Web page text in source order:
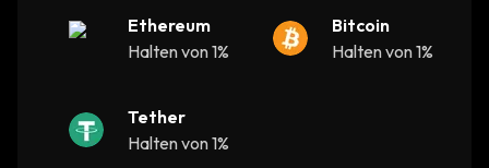
Ethereum
Halten von 1%
Bitcoin
Halten von 1%
Tether
Halten von 1%